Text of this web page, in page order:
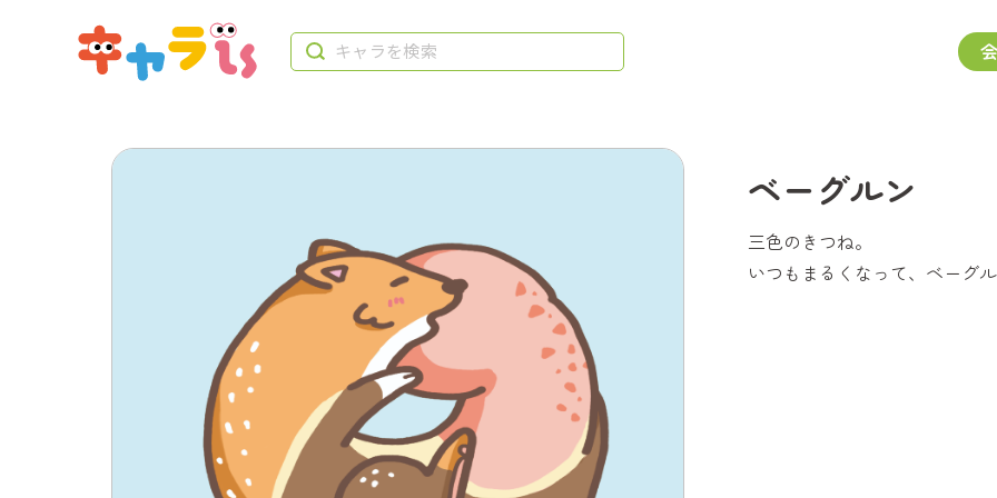
ベーグルン
三色のきつね。
いつもまるくなって、ベーグ